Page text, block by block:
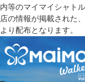
内等のマイマイシャト
店の情報が掲載された、
より配布となります。